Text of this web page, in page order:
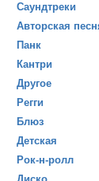
Саундтреки
Авторская
Панк
Кантри
Другое
Регги
Блюз
Детская
Рок-н-ролл